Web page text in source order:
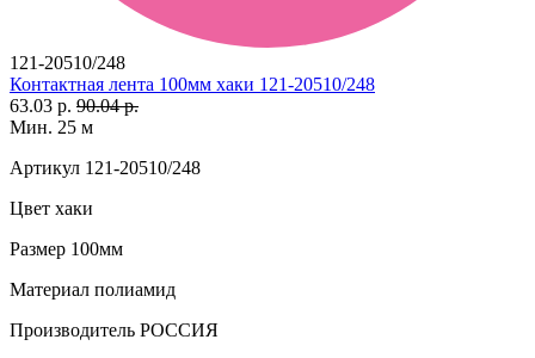
121-20510/248
Контактная лента 100мм хаки 121-20510/248
63.03 р. 90.04 р.
Мин. 25 м
Артикул 121-20510/248
Цвет хаки
Размер 100мм
Материал полиамид
Производитель РОССИЯ